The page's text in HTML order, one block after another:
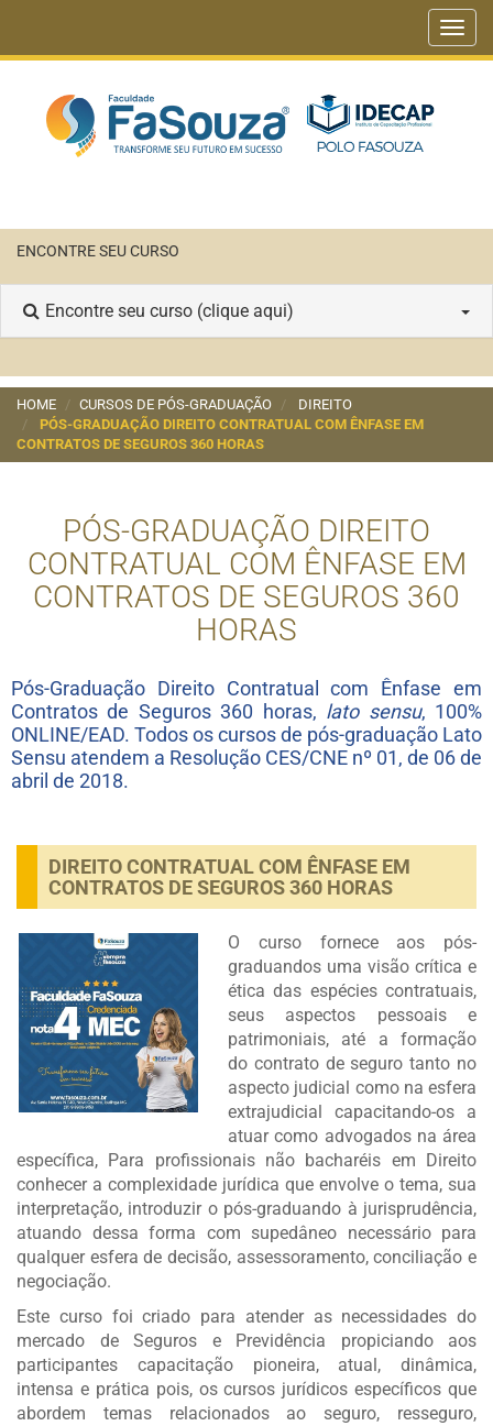
ENCONTRE SEU CURSO
Encontre seu curso (clique aqui)
HOME CURSOS DE PÓS-GRADUAÇÃO
DIREITO
PÓS-GRADUAÇÃO DIREITO CONTRATUAL COM ÊNFASE EM
CONTRATOS DE SEGUROS 360 HORAS
PÓS-GRADUAÇÃO DIREITO
CONTRATUAL COM ÊNFASE EM
CONTRATOS DE SEGUROS 360
HORAS
Pós-Graduação Direito Contratual com Ênfase em
Contratos de Seguros 360 horas, lato sensu, 100%
ONLINE/EAD. Todos os cursos de pós-graduação Lato
Sensu atendem a Resolução CES/CNE nº 01, de 06 de
abril de 2018.
DIREITO CONTRATUAL COM ÊNFASE EM
CONTRATOS DE SEGUROS 360 HORAS
O curso fornece aos pós-
graduandos uma visão crítica e
ética das espécies contratuais,
seus aspectos pessoais e
patrimoniais, até a formação
do contrato de seguro tanto no
aspecto judicial como na esfera
extrajudicial capacitando-os a
atuar como advogados na área
específica, Para profissionais não bacharéis em Direito
conhecer a complexidade jurídica que envolve o tema, sua
interpretação, introduzir o pós-graduando à jurisprudência,
atuando dessa forma com supedâneo necessário para
qualquer esfera de decisão, assessoramento, conciliação e
negociação.
Este curso foi criado para atender as necessidades do
mercado de Seguros e Previdência propiciando aos
participantes capacitação pioneira, atual, dinâmica,
intensa e prática pois, os cursos jurídicos específicos que
abordem temas relacionados ao seguro, resseguro,